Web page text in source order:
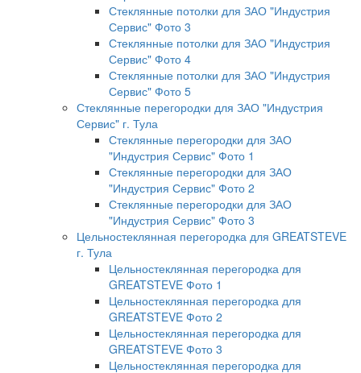
Стеклянные потолки для ЗАО "Индустрия
Сервис" Фото 3
Стеклянные потолки для ЗАО "Индустрия
Сервис" Фото 4
Стеклянные потолки для ЗАО "Индустрия
Сервис" Фото 5
Стеклянные перегородки для ЗАО "Индустрия
Сервис" г. Тула
Стеклянные перегородки для ЗАО
"Индустрия Сервис" Фото 1
Стеклянные перегородки для ЗАО
"Индустрия Сервис" Фото 2
Стеклянные перегородки для ЗАО
"Индустрия Сервис" Фото 3
Цельностеклянная перегородка для GREATSTEVE
г. Тула
Цельностеклянная перегородка для
GREATSTEVE Фото 1
Цельностеклянная перегородка для
GREATSTEVE Фото 2
Цельностеклянная перегородка для
GREATSTEVE Фото 3
Цельностеклянная перегородка для